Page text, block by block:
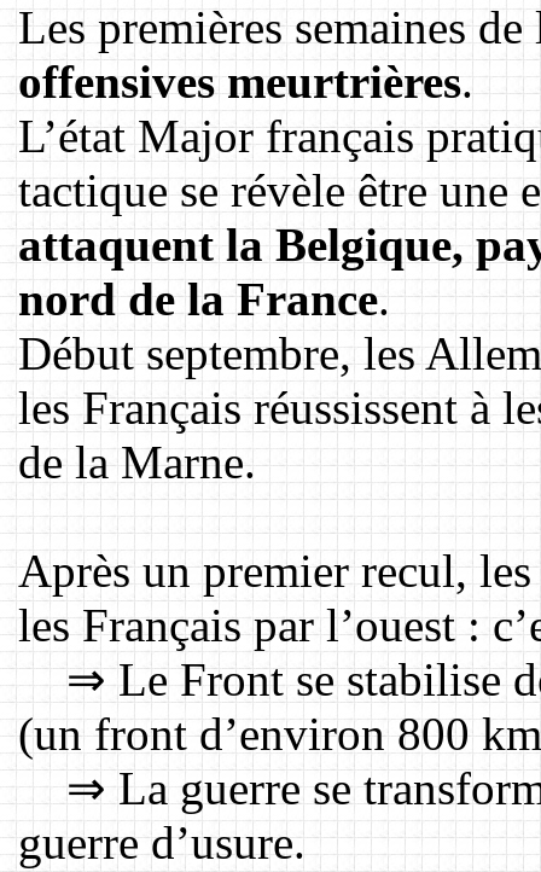
Les premières semaines
offensives meurtrières.
L’état Major français
tactique se révèle être une
attaquent la Belgique,
nord de la France.
Début septembre, les
les Français réussissent à
de la Marne.
Après un premier recul,
les Français par l’ouest :
⇒ Le Front se stabilise
(un front d’environ 800
⇒ La guerre se
guerre d’usure.